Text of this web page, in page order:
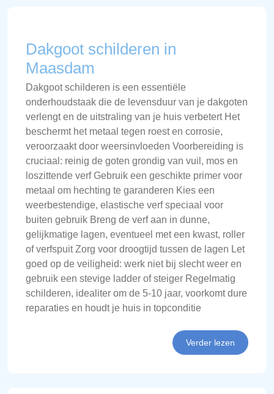
Dakgoot schilderen in
Maasdam
Dakgoot schilderen is een essentiële
onderhoudstaak die de levensduur van je dakgoten
verlengt en de uitstraling van je huis verbetert Het
beschermt het metaal tegen roest en corrosie,
veroorzaakt door weersinvloeden Voorbereiding is
cruciaal: reinig de goten grondig van vuil, mos en
loszittende verf Gebruik een geschikte primer voor
metaal om hechting te garanderen Kies een
weerbestendige, elastische verf speciaal voor
buiten gebruik Breng de verf aan in dunne,
gelijkmatige lagen, eventueel met een kwast, roller
of verfspuit Zorg voor droogtijd tussen de lagen Let
goed op de veiligheid: werk niet bij slecht weer en
gebruik een stevige ladder of steiger Regelmatig
schilderen, idealiter om de 5-10 jaar, voorkomt dure
reparaties en houdt je huis in topconditie
Verder lezen